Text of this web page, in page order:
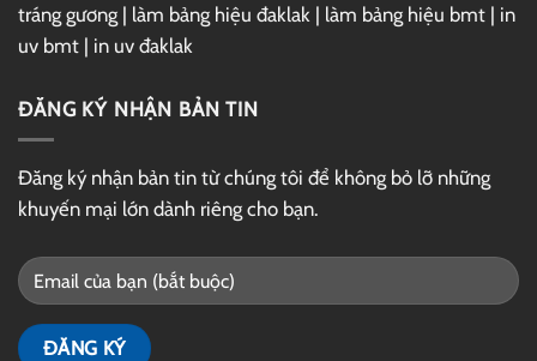
tráng gương | làm bảng hiệu đaklak | làm bảng hiệu bmt | in
uv bmt | in uv đaklak
ĐĂNG KÝ NHẬN BẢN TIN
Đăng ký nhận bản tin từ chúng tôi để không bỏ lỡ những
khuyến mại lớn dành riêng cho bạn.